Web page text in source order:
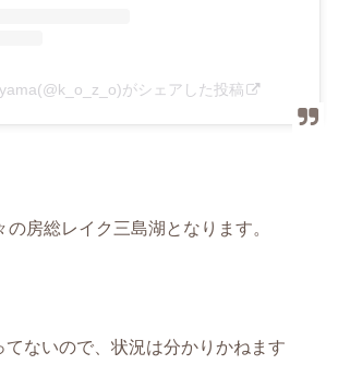
がシェアした投稿
房総レイク三島湖となります。
てないので、状況は分かりかねます